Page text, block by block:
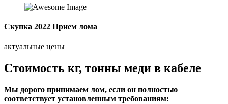
Скупка 2022 Прием лома
актуальные цены
Стоимость кг, тонны меди в кабеле
Мы дорого принимаем лом, если он полностью
соответствует установленным требованиям: